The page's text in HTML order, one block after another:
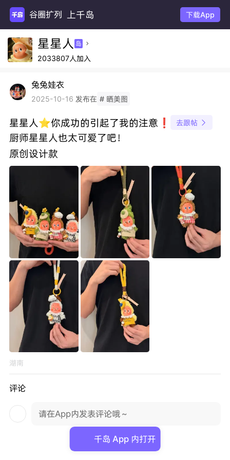
谷圈扩列 上千岛 下载App
星星人 岛 
2033807人加入
兔兔娃衣
2025-10-16 发布在 # 晒美图
星星人⭐️你成功的引起了我的注意❗️ 去跟帖 
厨师星星人也太可爱了吧！
原创设计款
湖南
评论
请在App内发表评论哦～
千岛 App 内打开